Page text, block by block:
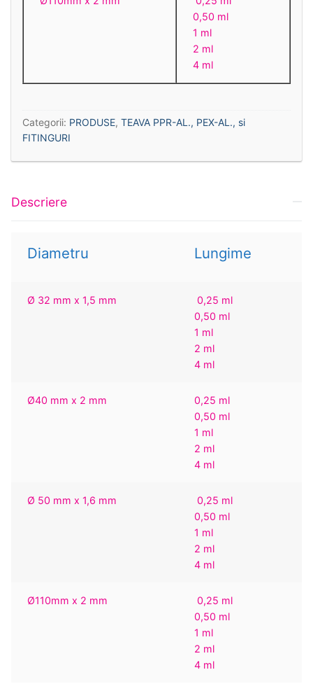
0,50 ml
1 ml
2 ml
4 ml
Categorii: PRODUSE, TEAVA PPR-AL., PEX-AL., si
FITINGURI
Descriere
Diametru Lungime
Ø 32 mm x 1,5 mm
0,25 ml
0,50 ml
1 ml
2 ml
4 ml
Ø40 mm x 2 mm
0,25 ml
0,50 ml
1 ml
2 ml
4 ml
Ø 50 mm x 1,6 mm
0,25 ml
0,50 ml
1 ml
2 ml
4 ml
Ø110mm x 2 mm
0,25 ml
0,50 ml
1 ml
2 ml
4 ml